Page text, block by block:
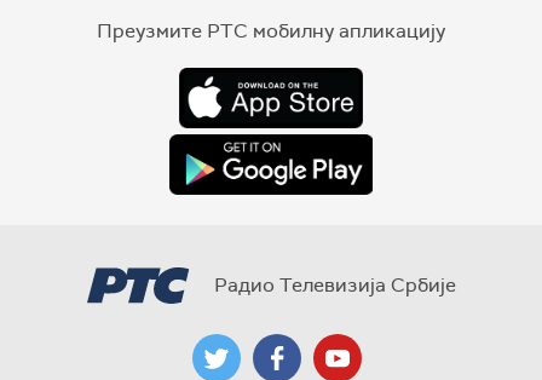
Преузмите РТС мобилну апликацију
Радио Телевизија Србије